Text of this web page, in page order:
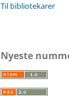
Til bibliotekarer
Nyeste